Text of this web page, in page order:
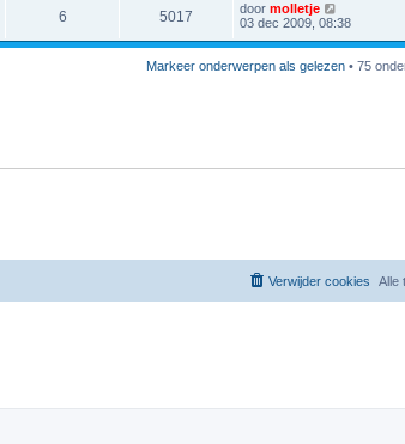
6 5017 door molletje
03 dec 2009, 08:38
Markeer onderwerpen als gelezen • 75
Alle
Verwijder cookies